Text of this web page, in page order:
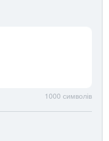
1000 символів